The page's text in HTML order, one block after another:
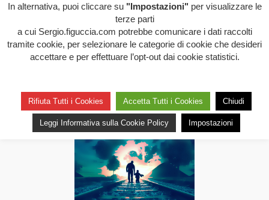
HOME/EVIDENZA/ HOME/IL POTERE DA
ITALIA ITALIA ITALIA/QUESTA FOLLE
SOCIETÀ /VOCI DALL'INTERNO/ LA DEGENERAZIONE
DI UNA GENERAZIONE
— 28 Aprile 2019 Commenti disabilitatisu
La
degenerazione
di
una
generazione
44
In alternativa, puoi cliccare su "Impostazioni" per visualizzare le
terze parti
a cui Sergio.figuccia.com potrebbe comunicare i dati raccolti
tramite cookie, per selezionare le categorie di cookie che desideri
accettare e per effettuare l’opt-out dai cookie statistici.
Rifiuta Tutti i Cookies Accetta Tutti i Cookies Chiudi
Leggi Informativa sulla Cookie Policy Impostazioni